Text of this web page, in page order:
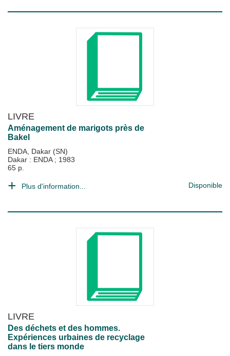
LIVRE
Aménagement de marigots près de
Bakel
ENDA, Dakar (SN)
Dakar : ENDA ; 1983
65 p.
Plus d'information... Disponible
LIVRE
Des déchets et des hommes.
Expériences urbaines de recyclage
dans le tiers monde